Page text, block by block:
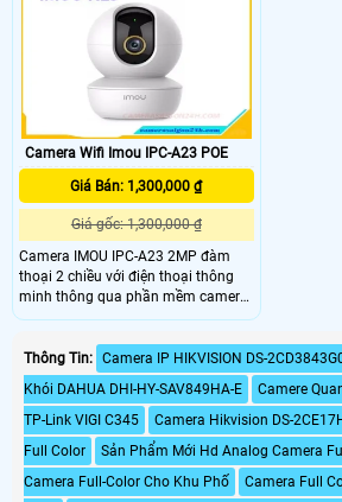
người xe, thiết lập hàng rào xâm
nhập giám sát an ninh hiệu quả
Camera Wifi Imou IPC-A23 POE
Giá Bán: 1,300,000 ₫
Giá gốc: 1,300,000 ₫
Camera IMOU IPC-A23 2MP đàm
thoại 2 chiều với điện thoại thông
minh thông qua phần mềm camera
IMOU Life, mang đến người dùng
công tác xa nhà. Camera IMOU
Ranger 2 ghi hình chuẩn nét Full HD
1080P nhờ ống kính 2.
Thông Tin: Camera IP HIKVISION DS-
Khói DAHUA DHI-HY-SAV849HA-E
Camere
TP-Link VIGI C345
Camera Hikvision DS-
Full Color
Sản Phẩm Mới Hd Analog Camera
Camera Full-Color Cho Khu Phố
Camera Full